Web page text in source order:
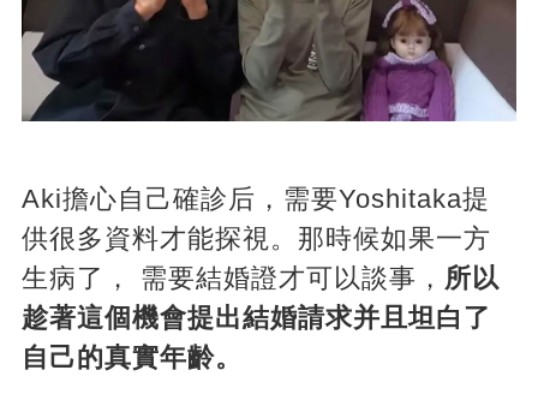
Aki擔心自己確診后，需要Yoshitaka提
供很多資料才能探視。那時候如果一方
生病了， 需要結婚證才可以談事， 所以
趁著這個機會提出結婚請求并且坦白了
自己的真實年齡。